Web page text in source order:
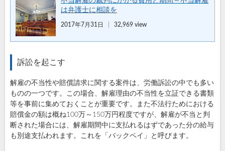
は弁護士に相談を
2017年7月31日 32,969 view
訴訟を起こす
解雇の不当性や賠償請求に関する案件は、労働訴訟の中でも多い
ものの一つです。この場合、解雇理由の不当性を立証できる書類
等を事前に集めておくことが重要です。また不法行ためにおける
賠償金の額は概ね100万～150万円程度ですが、解雇が不当と判
断された場合には、解雇期間中に支払れるはずであった分の給与
も別途支払われます。これを「バックペイ」と呼びます。